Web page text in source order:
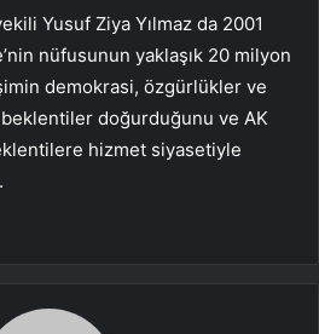
Yusuf Ziya Yılmaz da 2001
nüfusunun yaklaşık 20 milyon
demokrasi, özgürlükler ve
beklentiler doğurduğunu ve AK
hizmet siyasetiyle